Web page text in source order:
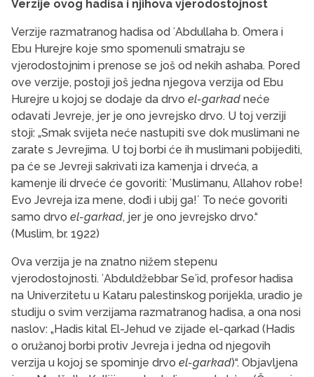
Verzije ovog hadisa i njihova vjerodostojnost
Verzije razmatranog hadisa od ʻAbdullaha b. Omera i
Ebu Hurejre koje smo spomenuli smatraju se
vjerodostojnim i prenose se još od nekih ashaba. Pored
ove verzije, postoji još jedna njegova verzija od Ebu
Hurejre u kojoj se dodaje da drvo el-garkad neće
odavati Jevreje, jer je ono jevrejsko drvo. U toj verziji
stoji: „Smak svijeta neće nastupiti sve dok muslimani ne
zarate s Jevrejima. U toj borbi će ih muslimani pobijediti,
pa će se Jevreji sakrivati iza kamenja i drveća, a
kamenje ili drveće će govoriti: ʻMuslimanu, Allahov robe!
Evo Jevreja iza mene, dođi i ubij ga!ʼ To neće govoriti
samo drvo el-garkad, jer je ono jevrejsko drvo.“
(Muslim, br. 1922)
Ova verzija je na znatno nižem stepenu
vjerodostojnosti. ʻAbduldžebbar Seʻid, profesor hadisa
na Univerzitetu u Kataru palestinskog porijekla, uradio je
studiju o svim verzijama razmatranog hadisa, a ona nosi
naslov: „Hadis kital El-Jehud ve zijade el-qarkad (Hadis
o oružanoj borbi protiv Jevreja i jedna od njegovih
verzija u kojoj se spominje drvo el-garkad)“. Objavljena